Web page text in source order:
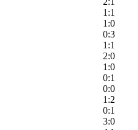
1:1
1:0
0:3
1:1
2:0
1:0
0:1
0:0
1:2
0:1
3:0